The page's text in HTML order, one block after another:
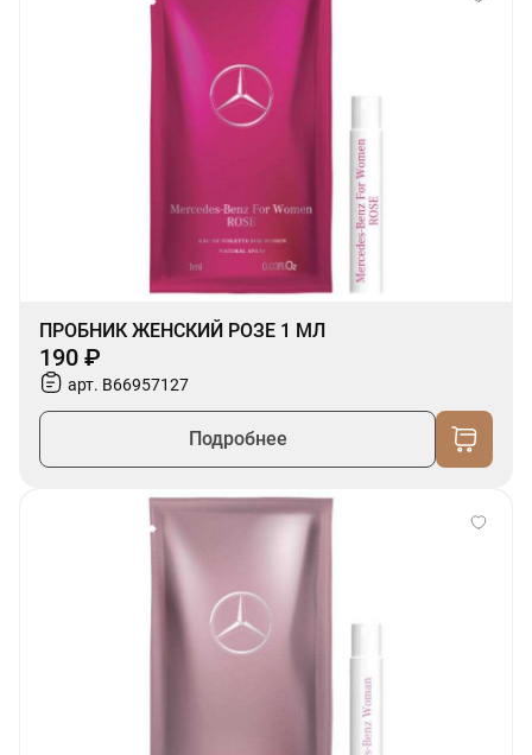
ПРОБНИК ЖЕНСКИЙ РОЗЕ 1 МЛ
190 ₽
арт. B66957127
Подробнее